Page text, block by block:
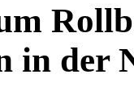
in der